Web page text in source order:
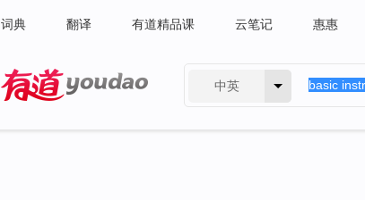
词典 翻译 有道精品课 云笔记 惠惠
中英